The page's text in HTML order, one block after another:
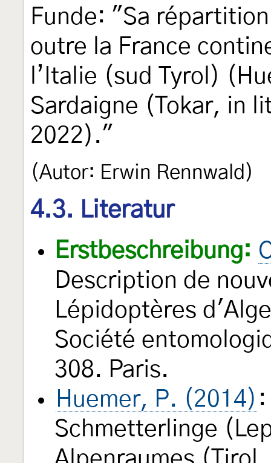
Funde: "Sa
outre la France
l’Italie (sud Tyrol)
Sardaigne (Tokar, in
2022)."
(Autor: Erwin Rennwald)
4.3. Literatur
Erstbeschreibung:
Description de
Lépidoptères
Société
308. Paris.
Huemer, P. (2014)
Schmetterlinge